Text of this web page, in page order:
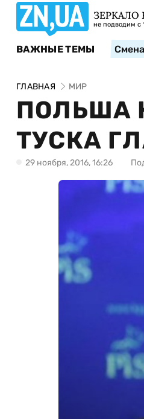
ЗЕРКАЛО
не подводим с
ВАЖНЫЕ ТЕМЫ
ГЛАВНАЯ МИР
ПОЛЬША
ТУСКА
29 ноября, 2016, 16:26